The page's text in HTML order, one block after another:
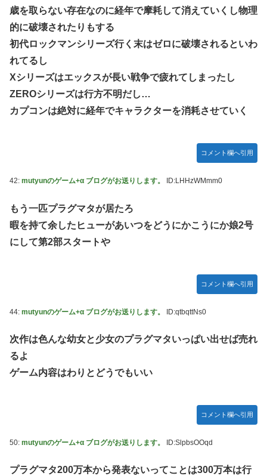
歳を取らない存在なのに経年で摩耗して消えていくし物理
的に破壊されたりもする
初代ロックマンシリーズ行く末はゼロに破壊されるといわ
れてるし
Xシリーズはエックスが長い戦争で疲れてしまったし
ZEROシリーズは行方不明だし…
カプコンは絶対に経年でキャラクターを消耗させていく
コメント欄へ引用
42: mutyunのゲーム+α ブログがお送りします。 ID:LHHzWMmm0
もう一匹プラグマタが居たろ
暇を持て余したヒューがあいつをどうにかこうにか娘2号
にして第2部スタートや
コメント欄へ引用
44: mutyunのゲーム+α ブログがお送りします。 ID:qtbqttNs0
次作は色んな幼女と少女のプラグマタいっぱい出せば売れ
るよ
ゲーム内容はわりとどうでもいい
コメント欄へ引用
50: mutyunのゲーム+α ブログがお送りします。 ID:SlpbsOOqd
プラグマタ200万本から発表ないってことは300万本は行